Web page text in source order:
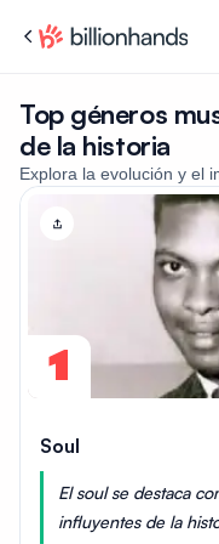
Top géneros
de la historia
Explora la evolución y el
1
Soul
El soul se destaca
influyentes de la